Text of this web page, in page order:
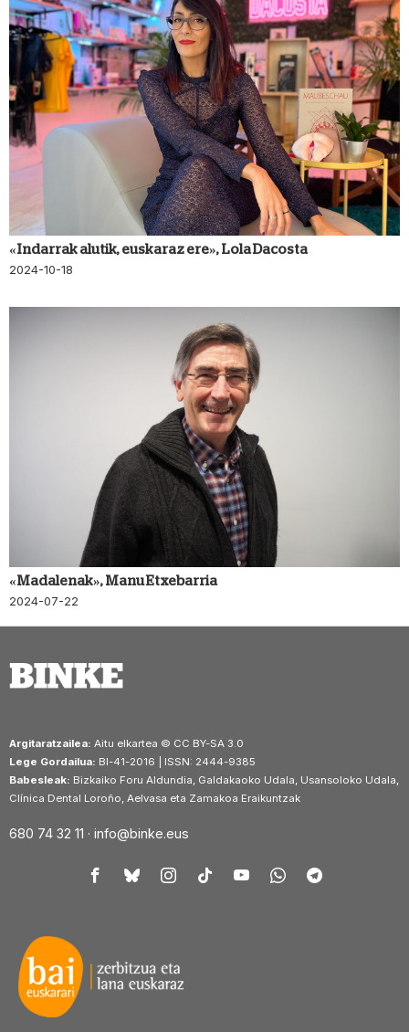
«Indarrak alutik, euskaraz ere», Lola Dacosta
2024-10-18
«Madalenak», Manu Etxebarria
2024-07-22
Argitaratzailea: Aitu elkartea © CC BY-SA 3.0
Lege Gordailua: BI-41-2016 | ISSN: 2444-9385
Babesleak: Bizkaiko Foru Aldundia, Galdakaoko Udala, Usansoloko Udala,
Clínica Dental Loroño, Aelvasa eta Zamakoa Eraikuntzak
680 74 32 11 · info@binke.eus